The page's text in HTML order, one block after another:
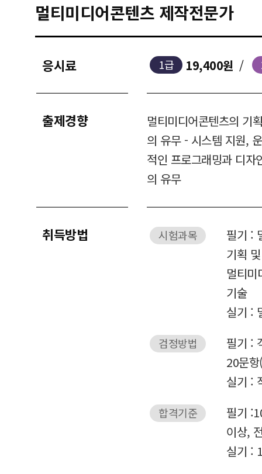
멀티미디어콘텐츠 제작전문가
응시료 1급 19,400원 /
출제경향
멀티미디어콘텐츠의 기
의 유무 - 시스템 지원,
적인 프로그래밍과 디자
의 유무
취득방법 시험과목
필기 :
기획
멀티미
기술
실기 :
검정방법
필기 :
20문
실기 :
합격기준
필기
이상,
실기 :